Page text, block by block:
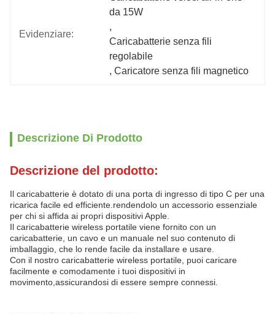
Evidenziare:
da 15W
,
Caricabatterie senza fili
regolabile
, Caricatore senza fili magnetico
Descrizione Di Prodotto
Descrizione del prodotto:
Il caricabatterie è dotato di una porta di ingresso di tipo C per una
ricarica facile ed efficiente.rendendolo un accessorio essenziale
per chi si affida ai propri dispositivi Apple.
Il caricabatterie wireless portatile viene fornito con un
caricabatterie, un cavo e un manuale nel suo contenuto di
imballaggio, che lo rende facile da installare e usare.
Con il nostro caricabatterie wireless portatile, puoi caricare
facilmente e comodamente i tuoi dispositivi in
movimento,assicurandosi di essere sempre connessi.